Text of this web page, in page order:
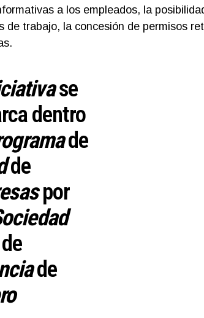
a los empleados, la
de trabajo, la concesión de permisos
se
dentro
de
de
por
de
de